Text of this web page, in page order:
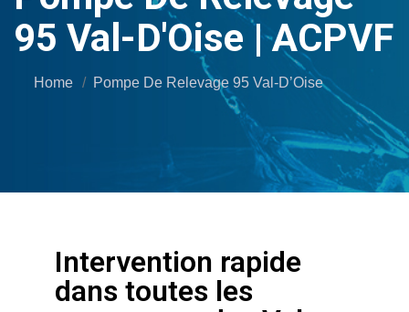
95 Val-D'Oise | ACPVF
Home Pompe De Relevage 95 Val-D’Oise
Intervention rapide
dans toutes les